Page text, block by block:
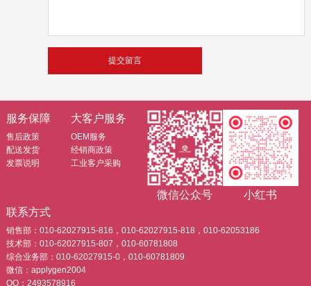
服务保障
售后政策
配送发货
发票说明
大客户服务
OEM服务
经销商政策
工业客户采购
微信公众号
小红书
联系方式
销售部：010-62027915-816，010-62027915-818，010-62053186
技术部：010-62027915-807，010-60781808
综合业务部：010-62027915-0，010-60781809
微信：applygen2004
QQ：2493578916